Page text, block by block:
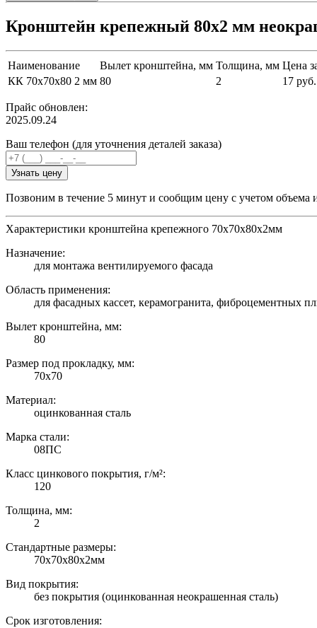
Кронштейн крепежный 80х2 мм
Наименование Вылет кронштейна, мм Толщина, мм Цена
КК 70х70х80 2 мм 80 2 17 руб.
Прайс обновлен:
2025.09.24
Ваш телефон (для уточнения деталей заказа)
Узнать цену
Позвоним в течение 5 минут и сообщим цену с учетом объема
Характеристики кронштейна крепежного 70х70х80х2мм
Назначение:
для монтажа вентилируемого фасада
Область применения:
для фасадных кассет, керамогранита, фиброцементных
Вылет кронштейна, мм:
80
Размер под прокладку, мм:
70х70
Материал:
оцинкованная сталь
Марка стали:
08ПС
Класс цинкового покрытия, г/м²:
120
Толщина, мм:
2
Стандартные размеры:
70х70х80х2мм
Вид покрытия:
без покрытия (оцинкованная неокрашенная сталь)
Срок изготовления: